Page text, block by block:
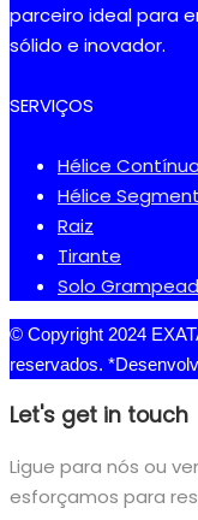
parceiro ideal para
sólido e inovador.
SERVIÇOS
Hélice Contínua
Hélice
Raiz
Tirante
Solo
© Copyright 2024
reservados.
Let's get in touch
Ligue para nós ou
esforçamos para